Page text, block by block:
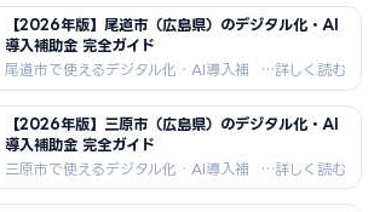
のづくり補助金・市独自補助金の申請
方法・採択事例・支援機関情報を
2026年最新版でお届けします。西条酒
造・自動車部品・広島大学産学連携向
けAI・DX補助金情報。
【2026年版】尾道市（広島県）のデジタル化・AI
導入補助金 完全ガイド
尾道市で使えるデジタル化・AI導入補
助金を徹底解説。IT導入補助金・もの
づくり補助金・市独自補助金の申請方
法・採択事例・支援機関情報を2026
年最新版でお届けします。造船・映画
文化観光・しまなみ海道・みかん農業
向けAI・DX補助金情報。
【2026年版】三原市（広島県）のデジタル化・AI
導入補助金 完全ガイド
三原市で使えるデジタル化・AI導入補
助金を徹底解説。IT導入補助金・もの
づくり補助金・市独自補助金の申請方